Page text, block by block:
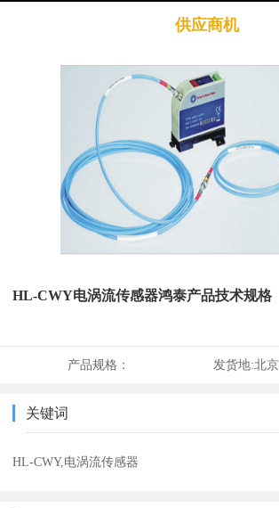
供应商机
HL-CWY电涡流传感器鸿泰产品技术规格
产品规格： 发货地:北
关键词
HL-CWY,电涡流传感器